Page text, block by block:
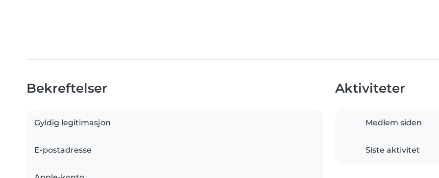
Bekreftelser
Gyldig legitimasjon
E-postadresse
Aktiviteter
Medlem siden
Siste aktivitet